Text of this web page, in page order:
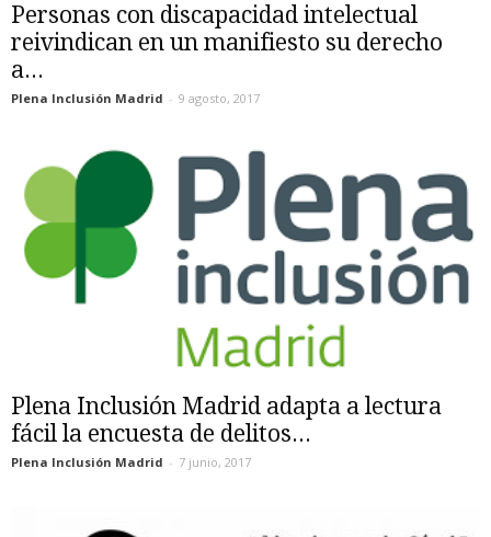
Personas con discapacidad intelectual
reivindican en un manifiesto su derecho
a...
Plena Inclusión Madrid - 9 agosto, 2017
Plena Inclusión Madrid adapta a lectura
fácil la encuesta de delitos...
Plena Inclusión Madrid - 7 junio, 2017